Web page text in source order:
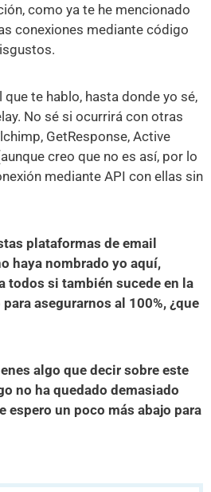
como ya te he mencionado
conexiones mediante código
que te hablo, hasta donde yo sé,
No sé si ocurrirá con otras
GetResponse, Active
creo que no es así, por lo
mediante API con ellas sin
plataformas de email
haya nombrado yo aquí,
todos si también sucede en la
asegurarnos al 100%, ¿que
algo que decir sobre este
no ha quedado demasiado
espero un poco más abajo para